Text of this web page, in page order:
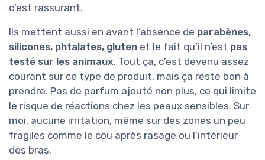
c’est rassurant.
Ils mettent aussi en avant l’absence de parabènes,
silicones, phtalates, gluten et le fait qu’il n’est pas
testé sur les animaux. Tout ça, c’est devenu assez
courant sur ce type de produit, mais ça reste bon à
prendre. Pas de parfum ajouté non plus, ce qui limite
le risque de réactions chez les peaux sensibles. Sur
moi, aucune irritation, même sur des zones un peu
fragiles comme le cou après rasage ou l’intérieur
des bras.